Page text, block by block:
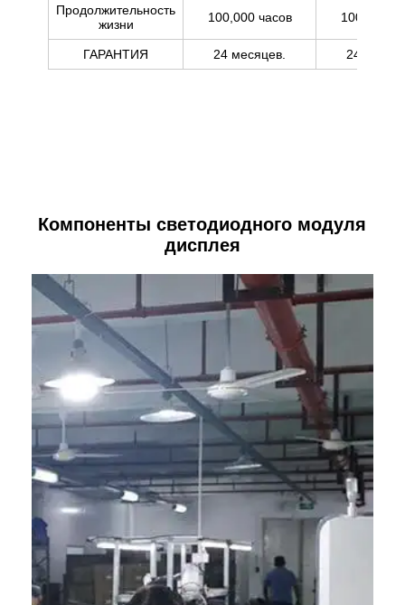
Продолжительность
жизни
100,000 часов 100,000
ГАРАНТИЯ 24 месяцев. 24
Компоненты светодиодного модуля
дисплея